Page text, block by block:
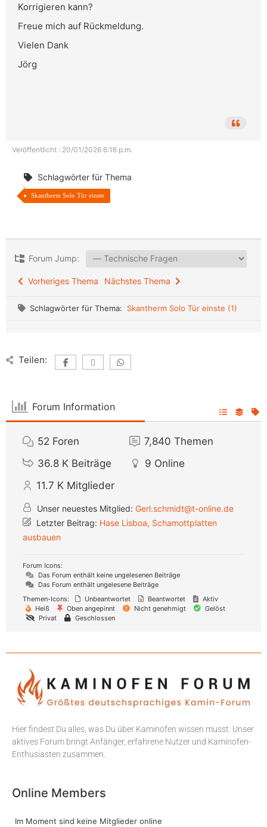
Korrigieren kann?
Freue mich auf Rückmeldung.
Vielen Dank
Jörg
Veröffentlicht : 20/01/2026 6:16 p.m.
Schlagwörter für Thema
Skantherm Solo Tür einste
Forum Jump:
Vorheriges Thema Nächstes Thema
Schlagwörter für Thema: Skantherm Solo Tür einste (1)
Teilen:
Forum Information
52 Foren 7,840 Themen
36.8 K Beiträge 9 Online
11.7 K Mitglieder
Unser neuestes Mitglied: Gerl.schmidt@t-online.de
Letzter Beitrag: Hase Lisboa, Schamottplatten
ausbauen
Forum Icons:
Das Forum enthält keine ungelesenen Beiträge
Das Forum enthält ungelesene Beiträge
Themen-Icons:
Unbeantwortet Beantwortet
Aktiv
Heiß
Oben angepinnt Nicht genehmigt
Gelöst
Privat
Geschlossen
Hier findest Du alles, was Du über Kaminöfen wissen musst. Unser
aktives Forum bringt Anfänger, erfahrene Nutzer und Kaminofen-
Enthusiasten zusammen.
Online Members
Im Moment sind keine Mitglieder online